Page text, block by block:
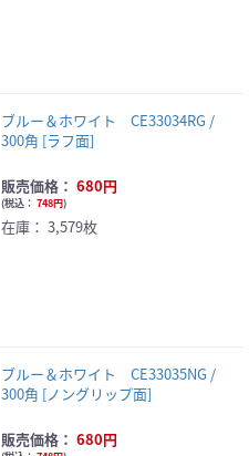
ブルー＆ホワイト CE33034RG /
300角 [ラフ面]
販売価格： 680円
(税込： 748円)
在庫： 3,579枚
ブルー＆ホワイト CE33035NG /
300角 [ノングリップ面]
販売価格： 680円